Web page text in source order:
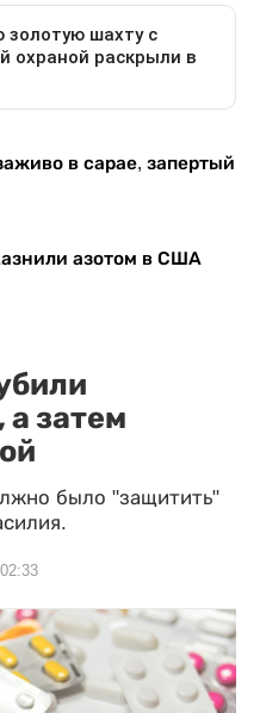
в сарае, запертый
азотом в США
а затем
было "защитить"